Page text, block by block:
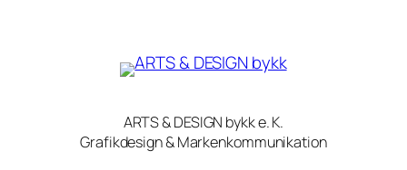
ARTS & DESIGN bykk e. K.
Grafikdesign & Markenkommunikation